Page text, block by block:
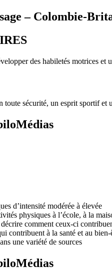
– Colombie-
des habiletés motrices
sécurité, un esprit sportif et
d’intensité modérée à élevée
physiques à l’école, à la
comment ceux-ci
contribuent à la santé et au bien-
une variété de sources